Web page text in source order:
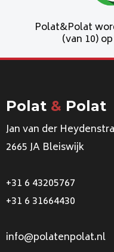
Polat&Polat
(van 10)
Polat & Polat
Jan van der
2665 JA Bleiswijk
+31 6 43205767
+31 6 31664430
info@polatenpolat.nl